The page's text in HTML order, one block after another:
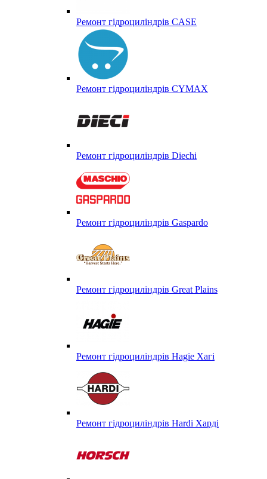
Ремонт гідроциліндрів CASE
Ремонт гідроциліндрів CYMAX
Ремонт гідроциліндрів Diechi
Ремонт гідроциліндрів Gaspardo
Ремонт гідроциліндрів Great Plains
Ремонт гідроциліндрів Hagie Хагі
Ремонт гідроциліндрів Hardi Харді